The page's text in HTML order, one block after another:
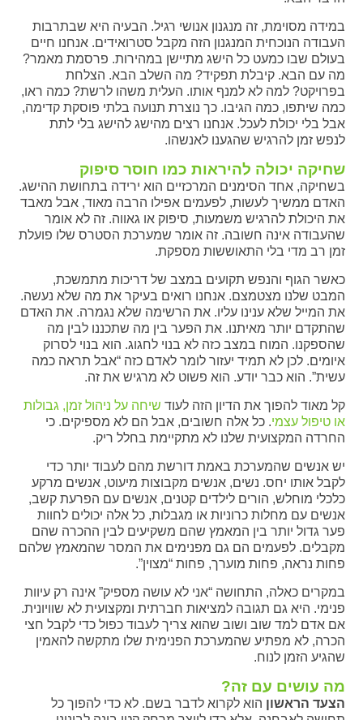
במידה מסוימת, זה מנגנון אנושי רגיל. הבעיה היא שבתרבות
העבודה הנוכחית המנגנון הזה מקבל סטרואידים. אנחנו חיים
בעולם שבו כמעט כל הישג מתיישן במהירות. פרסמת מאמר?
מה עם הבא. קיבלת תפקיד? מה השלב הבא. הצלחת
בפרויקט? למה לא למנף אותו. העלית משהו לרשת? כמה ראו,
כמה שיתפו, כמה הגיבו. כך נוצרת תנועה בלתי פוסקת קדימה,
אבל בלי יכולת לעכל. אנחנו רצים מהישג להישג בלי לתת
לנפש זמן להרגיש שהגענו לאנשהו.
שחיקה יכולה להיראות כמו חוסר סיפוק
בשחיקה, אחד הסימנים המרכזיים הוא ירידה בתחושת ההישג.
האדם ממשיך לעשות, לפעמים אפילו הרבה מאוד, אבל מאבד
את היכולת להרגיש משמעות, סיפוק או גאווה. זה לא אומר
שהעבודה אינה חשובה. זה אומר שמערכת הסטרס שלו פועלת
זמן רב מדי בלי התאוששות מספקת.
כאשר הגוף והנפש תקועים במצב של דריכות מתמשכת,
המבט שלנו מצטמצם. אנחנו רואים בעיקר את מה שלא נעשה.
את המייל שלא ענינו עליו. את הרשימה שלא נגמרה. את האדם
שהתקדם יותר מאיתנו. את הפער בין מה שתכננו לבין מה
שהספקנו. המוח במצב כזה לא בנוי לחגוג. הוא בנוי לסרוק
איומים. לכן לא תמיד יעזור לומר לאדם כזה “אבל תראה כמה
עשית”. הוא כבר יודע. הוא פשוט לא מרגיש את זה.
קל מאוד להפוך את הדיון הזה לעוד שיחה על ניהול זמן, גבולות
או טיפול עצמי. כל אלה חשובים, אבל הם לא מספיקים. כי
החרדה המקצועית שלנו לא מתקיימת בחלל ריק.
יש אנשים שהמערכת באמת דורשת מהם לעבוד יותר כדי
לקבל אותו יחס. נשים, אנשים מקבוצות מיעוט, אנשים מרקע
כלכלי מוחלש, הורים לילדים קטנים, אנשים עם הפרעת קשב,
אנשים עם מחלות כרוניות או מגבלות, כל אלה יכולים לחוות
פער גדול יותר בין המאמץ שהם משקיעים לבין ההכרה שהם
מקבלים. לפעמים הם גם מפנימים את המסר שהמאמץ שלהם
פחות נראה, פחות מוערך, פחות “מצוין”.
במקרים כאלה, התחושה “אני לא עושה מספיק” אינה רק עיוות
פנימי. היא גם תגובה למציאות חברתית ומקצועית לא שוויונית.
אם אדם למד שוב ושוב שהוא צריך לעבוד כפול כדי לקבל חצי
הכרה, לא מפתיע שהמערכת הפנימית שלו מתקשה להאמין
שהגיע הזמן לנוח.
מה עושים עם זה?
הצעד הראשון הוא לקרוא לדבר בשם. לא כדי להפוך כל